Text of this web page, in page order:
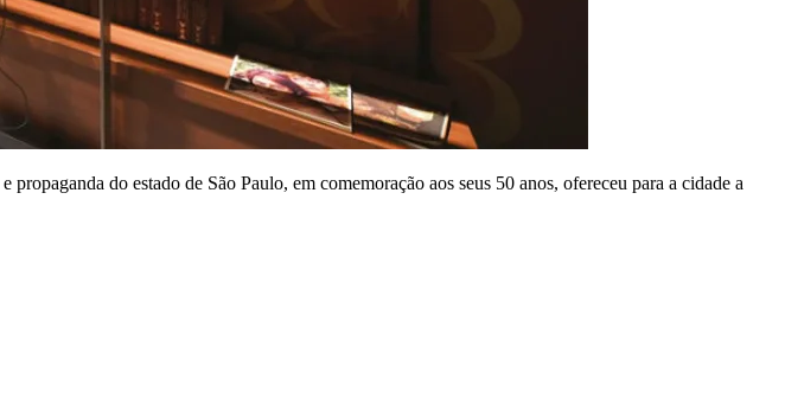
do estado de São Paulo, em comemoração aos seus 50 anos, ofereceu para a cidade a